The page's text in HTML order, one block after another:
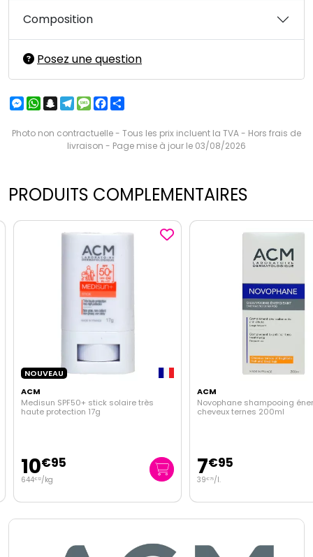
Composition
Posez une question
Messenger
WhatsApp
Snapchat
Telegram
MessageFacebook
Photo non contractuelle - Tous les prix incluent la TVA - Hors frais de
livraison - Page mise à jour le 03/08/2026
PRODUITS COMPLEMENTAIRES
NOUVEAU
ACM
Medisun SPF50+ stick solaire très
haute protection 17g
10€95
644€12 /kg
ACM
Novophane shampooing
cheveux ternes 200ml
7€95
39€75/l.